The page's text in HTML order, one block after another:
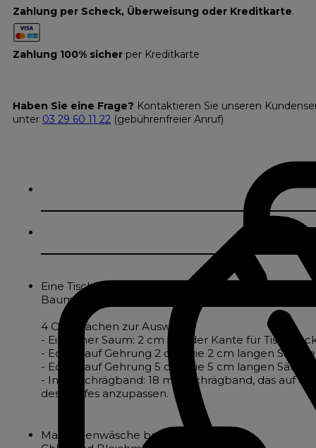
Zahlung per Scheck, Überweisung oder Kreditkarte.
Zahlung 100% sicher per Kreditkarte
Haben Sie eine Frage? Kontaktieren Sie unseren
unter 03 29 60 11 22 (gebührenfreier Anruf)
Eine Tischdecke aus reiner, mercerisierter
Baumwolle ist ein edles Material, das von Natur
4 Oberflächen zur Auswahl :
- Einfacher Saum: 2 cm von der Kante für
- Ecken auf Gehrung 2 cm: Die 2 cm langen
- Ecken auf Gehrung 5 cm: Die 5 cm langen
- Innenschrägband: 18 mm Schrägband, das auf
des Stoffes anzupassen.
Maschinenwäsche bei 60°.